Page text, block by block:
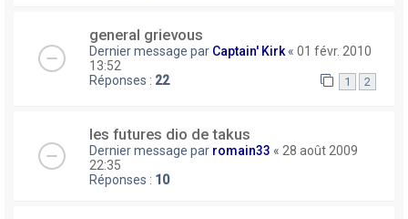
general grievous
Dernier message par Captain' Kirk « 01 févr. 2010
13:52
Réponses : 22 1 2
les futures dio de takus
Dernier message par romain33 « 28 août 2009
22:35
Réponses : 10